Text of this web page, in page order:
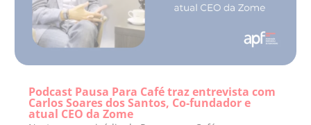
Podcast Pausa Para Café traz entrevista com
Carlos Soares dos Santos, Co-fundador e
atual CEO da Zome